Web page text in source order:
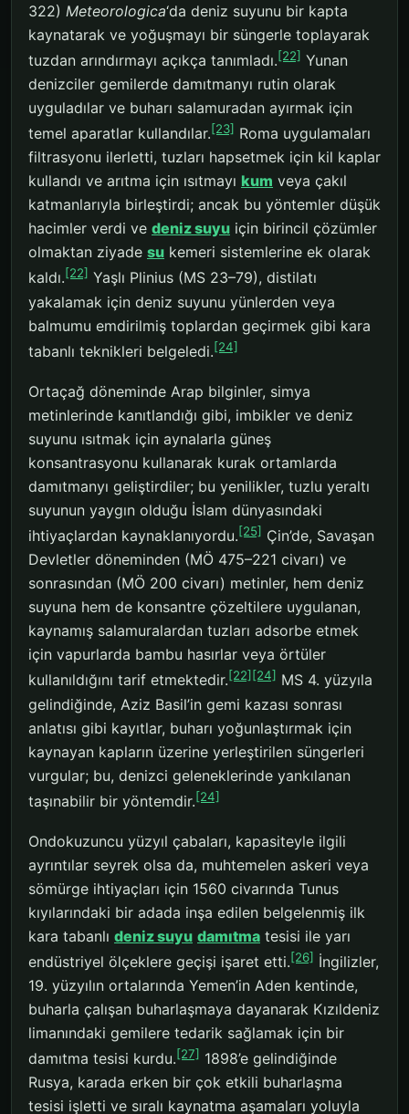
322) Meteorologica‘da deniz suyunu bir kapta
kaynatarak ve yoğuşmayı bir süngerle toplayarak
tuzdan arındırmayı açıkça tanımladı.[22] Yunan
denizciler gemilerde damıtmanyı rutin olarak
uyguladılar ve buharı salamuradan ayırmak için
temel aparatlar kullandılar.[23] Roma uygulamaları
filtrasyonu ilerletti, tuzları hapsetmek için kil kaplar
kullandı ve arıtma için ısıtmayı kum veya çakıl
katmanlarıyla birleştirdi; ancak bu yöntemler düşük
hacimler verdi ve deniz suyu için birincil çözümler
olmaktan ziyade su kemeri sistemlerine ek olarak
kaldı.[22] Yaşlı Plinius (MS 23–79), distilatı
yakalamak için deniz suyunu yünlerden veya
balmumu emdirilmiş toplardan geçirmek gibi kara
tabanlı teknikleri belgeledi.[24]
Ortaçağ döneminde Arap bilginler, simya
metinlerinde kanıtlandığı gibi, imbikler ve deniz
suyunu ısıtmak için aynalarla güneş
konsantrasyonu kullanarak kurak ortamlarda
damıtmanyı geliştirdiler; bu yenilikler, tuzlu yeraltı
suyunun yaygın olduğu İslam dünyasındaki
ihtiyaçlardan kaynaklanıyordu.[25] Çin’de, Savaşan
Devletler döneminden (MÖ 475–221 civarı) ve
sonrasından (MÖ 200 civarı) metinler, hem deniz
suyuna hem de konsantre çözeltilere uygulanan,
kaynamış salamuralardan tuzları adsorbe etmek
için vapurlarda bambu hasırlar veya örtüler
kullanıldığını tarif etmektedir.[22] [24] MS 4. yüzyıla
gelindiğinde, Aziz Basil’in gemi kazası sonrası
anlatısı gibi kayıtlar, buharı yoğunlaştırmak için
kaynayan kapların üzerine yerleştirilen süngerleri
vurgular; bu, denizci geleneklerinde yankılanan
taşınabilir bir yöntemdir.[24]
Ondokuzuncu yüzyıl çabaları, kapasiteyle ilgili
ayrıntılar seyrek olsa da, muhtemelen askeri veya
sömürge ihtiyaçları için 1560 civarında Tunus
kıyılarındaki bir adada inşa edilen belgelenmiş ilk
kara tabanlı deniz suyu damıtma tesisi ile yarı
endüstriyel ölçeklere geçişi işaret etti.[26] İngilizler,
19. yüzyılın ortalarında Yemen’in Aden kentinde,
buharla çalışan buharlaşmaya dayanarak Kızıldeniz
limanındaki gemilere tedarik sağlamak için bir
damıtma tesisi kurdu.[27] 1898’e gelindiğinde
Rusya, karada erken bir çok etkili buharlaşma
tesisi işletti ve sıralı kaynatma aşamaları yoluyla